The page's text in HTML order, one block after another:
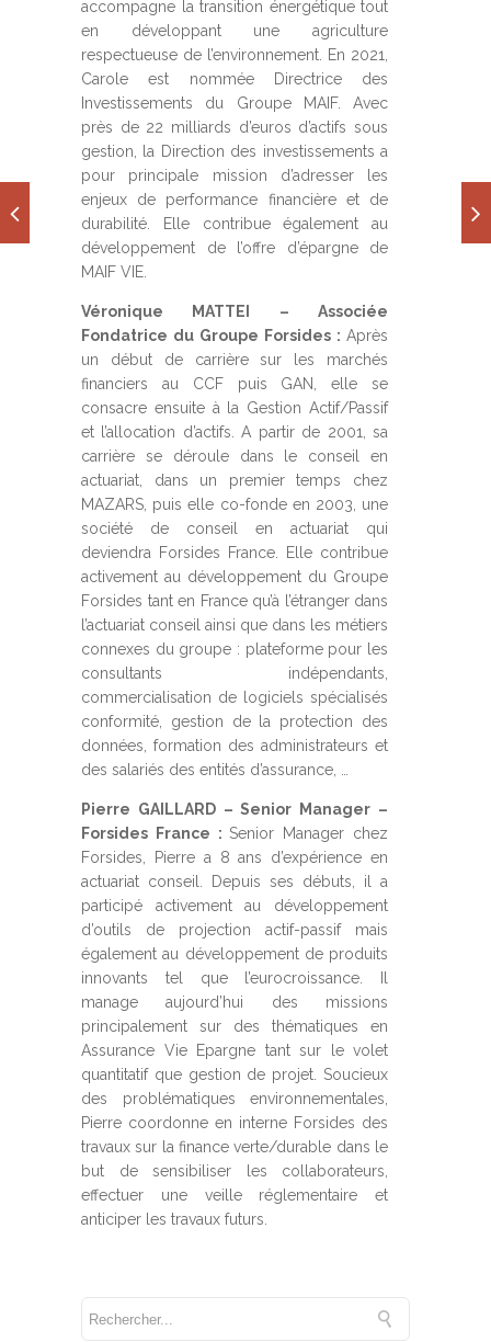
accompagne la transition énergétique tout
en développant une agriculture
respectueuse de l’environnement. En 2021,
Carole est nommée Directrice des
Investissements du Groupe MAIF. Avec
près de 22 milliards d’euros d’actifs sous
gestion, la Direction des investissements a
pour principale mission d’adresser les
enjeux de performance financière et de
durabilité. Elle contribue également au
développement de l’offre d’épargne de
MAIF VIE.
Véronique MATTEI – Associée
Fondatrice du Groupe Forsides : Après
un début de carrière sur les marchés
financiers au CCF puis GAN, elle se
consacre ensuite à la Gestion Actif/Passif
et l’allocation d’actifs. A partir de 2001, sa
carrière se déroule dans le conseil en
actuariat, dans un premier temps chez
MAZARS, puis elle co-fonde en 2003, une
société de conseil en actuariat qui
deviendra Forsides France. Elle contribue
activement au développement du Groupe
Forsides tant en France qu’à l’étranger dans
l’actuariat conseil ainsi que dans les métiers
connexes du groupe : plateforme pour les
consultants indépendants,
commercialisation de logiciels spécialisés
conformité, gestion de la protection des
données, formation des administrateurs et
des salariés des entités d’assurance, …
Pierre GAILLARD – Senior Manager –
Forsides France : Senior Manager chez
Forsides, Pierre a 8 ans d’expérience en
actuariat conseil. Depuis ses débuts, il a
participé activement au développement
d’outils de projection actif-passif mais
également au développement de produits
innovants tel que l’eurocroissance. Il
manage aujourd’hui des missions
principalement sur des thématiques en
Assurance Vie Epargne tant sur le volet
quantitatif que gestion de projet. Soucieux
des problématiques environnementales,
Pierre coordonne en interne Forsides des
travaux sur la finance verte/durable dans le
but de sensibiliser les collaborateurs,
effectuer une veille réglementaire et
anticiper les travaux futurs.